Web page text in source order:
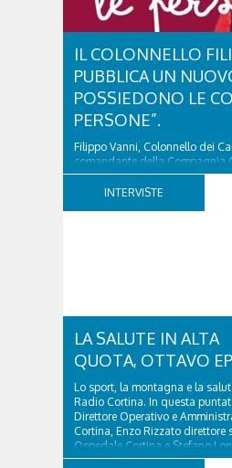
IL COLONNELLO
PUBBLICA UN
POSSIEDONO LE
PERSONE”.
Filippo Vanni, Colonnello dei
comandante della Compagnia
d’Ampezzo sino al 2010,
nazionale ed europea, è
INTERVISTE
LA SALUTE IN ALTA
QUOTA, OTTAVO
Lo sport, la montagna e la
Radio Cortina. In questa
Direttore Operativo e
Cortina, Enzo Rizzato direttore
Ospedale Cortina e Stefano
Fondazione Cortina. GVM Care